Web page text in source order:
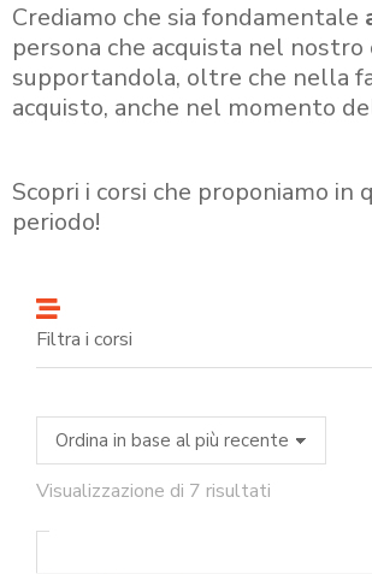
Crediamo che sia fondamentale
persona che acquista nel nostro
supportandola, oltre che nella
acquisto, anche nel momento
Scopri i corsi che proponiamo in
periodo!
Filtra i corsi
Visualizzazione di 7 risultati